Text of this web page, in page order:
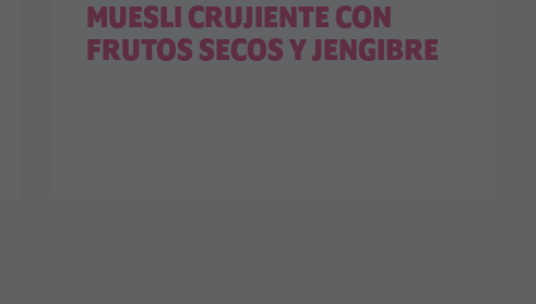
MUESLI CRUJIENTE CON
FRUTOS SECOS Y JENGIBRE